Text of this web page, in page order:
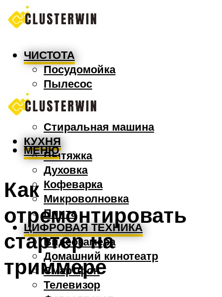
ЧИСТОТА
Посудомойка
Пылесос
Утюг
Швабра
Стиральная машина
КУХНЯ
Вытяжка
Духовка
Кофеварка
Микроволновка
Плита
ЦИФРОВАЯ ТЕХНИКА
Видеокамера
Домашний кинотеатр
Смартфон
Телевизор
МЕНЮ
Как
отремонтировать
стартер на
триммере